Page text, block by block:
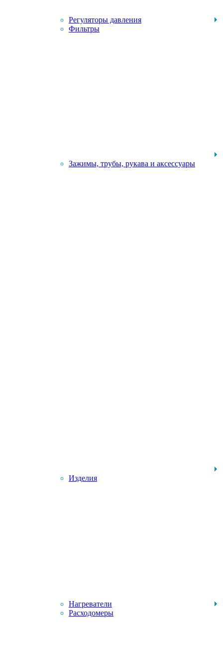
Регуляторы давления
Фильтры
Зажимы, трубы, рукава и аксессуары
Изделия
Нагреватели
Расходомеры